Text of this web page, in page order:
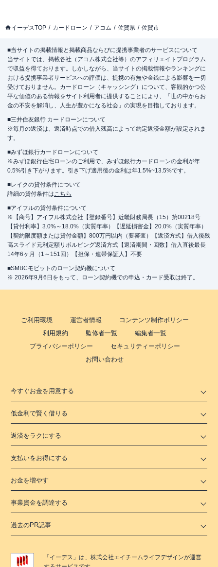
イーデスTOP カードローン アコム 佐賀県 佐賀市
■当サイトの掲載情報と掲載商品ならびに提携事業者のサービスについて
当サイトでは、掲載各社（アコム株式会社等）のアフィリエイトプログラム
で収益を得ております。しかしながら、当サイトの掲載情報やランキングに
おける提携事業者サービスへの評価は、提携の有無や金銭による影響を一切
受けておりません。カードローン（キャッシング）について、客観的かつ公
平な価値のある情報をサイト利用者に提供することにより、「世の中からお
金の不安を解消し、人生が豊かになる社会」の実現を目指しております。
■三井住友銀行 カードローンについて
※毎月の返済は、返済時点での借入残高によって約定返済金額が設定されま
す。
■みずほ銀行カードローンについて
※みずほ銀行住宅ローンのご利用で、みずほ銀行カードローンの金利が年
0.5%引き下がります。引き下げ適用後の金利は年1.5%~13.5%です。
■レイクの貸付条件について
詳細の貸付条件はこちら
■アイフルの貸付条件について
※【商号】アイフル株式会社【登録番号】近畿財務局長（15）第00218号
【貸付利率】3.0%～18.0%（実質年率）【遅延損害金】20.0%（実質年率）
【契約限度額または貸付金額】800万円以内（要審査）【返済方式】借入後残
高スライド元利定額リボルビング返済方式【返済期間・回数】借入直後最長
14年6ヶ月（1～151回）【担保・連帯保証人】不要
■SMBCモビットのローン契約機について
※ 2026年9月6日をもって、ローン契約機での申込・カード受取は終了。
ご利用環境 運営者情報
コンテンツ制作ポリシー
利用規約
監修者一覧
編集者一覧
プライバシーポリシー
セキュリティーポリシー
お問い合わせ
今すぐお金を用意する
低金利で賢く借りる
返済をラクにする
支払いをお得にする
お金を増やす
事業資金を調達する
過去のPR記事
「 イーデス 」は、株式会社エイチームライフデザインが運営